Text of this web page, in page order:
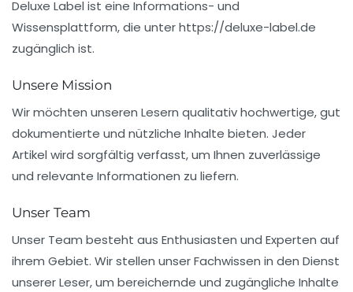
Deluxe Label ist eine Informations- und
Wissensplattform, die unterhttps://deluxe-label.de
zugänglich ist.
Unsere Mission
Wir möchten unseren Lesern qualitativ hochwertige, gut
dokumentierte und nützliche Inhalte bieten. Jeder
Artikel wird sorgfältig verfasst, um Ihnen zuverlässige
und relevante Informationen zu liefern.
Unser Team
Unser Team besteht aus Enthusiasten und Experten auf
ihrem Gebiet. Wir stellen unser Fachwissen in den Dienst
unserer Leser, um bereichernde und zugängliche Inhalte